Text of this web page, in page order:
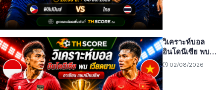
วิเคราะห์บอล
อินโดนีเซีย พบ
เวียดนาม 20.30
02/08/2026